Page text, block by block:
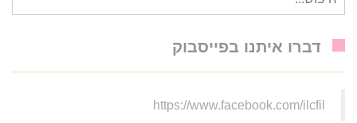
עבור:
דברו איתנו בפייסבוק
https://www.facebook.com/ilcfil